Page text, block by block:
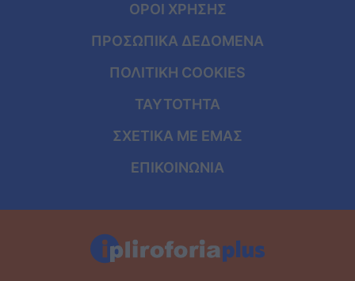
ΟΡΟΙ ΧΡΗΣΗΣ
ΠΡΟΣΩΠΙΚΑ ΔΕΔΟΜΕΝΑ
ΠΟΛΙΤΙΚΗ COOKIES
ΤΑΥΤΟΤΗΤΑ
ΣΧΕΤΙΚΑ ΜΕ ΕΜΑΣ
ΕΠΙΚΟΙΝΩΝΙΑ